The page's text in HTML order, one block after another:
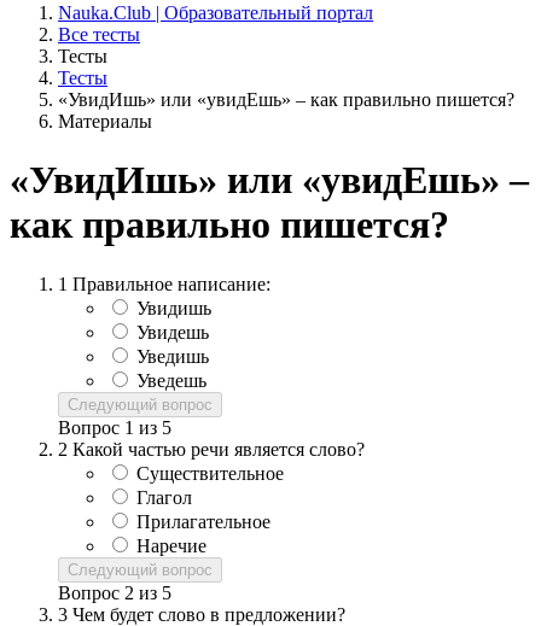
Nauka.Club | Образовательный портал
Все тесты
Тесты
Тесты
«УвидИшь» или «увидЕшь» – как правильно пишется?
Материалы
«УвидИшь» или «увидЕшь» –
как правильно пишется?
1 Правильное написание:
Увидишь
Увидешь
Уведишь
Уведешь
Следующий вопрос
Вопрос 1 из 5
2 Какой частью речи является слово?
Существительное
Глагол
Прилагательное
Наречие
Следующий вопрос
Вопрос 2 из 5
3 Чем будет слово в предложении?